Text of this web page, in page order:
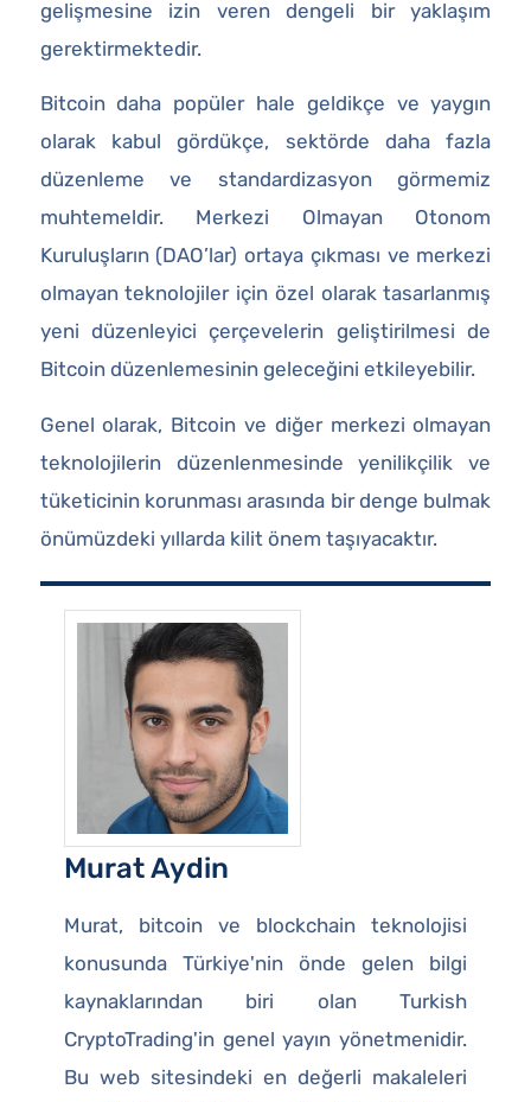
gelişmesine izin veren dengeli bir yaklaşım
gerektirmektedir.
Bitcoin daha popüler hale geldikçe ve yaygın
olarak kabul gördükçe, sektörde daha fazla
düzenleme ve standardizasyon görmemiz
muhtemeldir. Merkezi Olmayan Otonom
Kuruluşların (DAO’lar) ortaya çıkması ve merkezi
olmayan teknolojiler için özel olarak tasarlanmış
yeni düzenleyici çerçevelerin geliştirilmesi de
Bitcoin düzenlemesinin geleceğini etkileyebilir.
Genel olarak, Bitcoin ve diğer merkezi olmayan
teknolojilerin düzenlenmesinde yenilikçilik ve
tüketicinin korunması arasında bir denge bulmak
önümüzdeki yıllarda kilit önem taşıyacaktır.
Murat Aydin
Murat, bitcoin ve blockchain teknolojisi
konusunda Türkiye'nin önde gelen bilgi
kaynaklarından biri olan Turkish
CryptoTrading'in genel yayın yönetmenidir.
Bu web sitesindeki en değerli makaleleri